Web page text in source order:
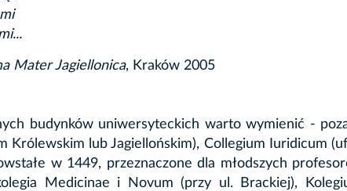
Mater Jagiellonica, Kraków 2005
budynków uniwersyteckich warto wymienić -
Królewskim lub Jagiellońskim), Collegium Iuridicum
w 1449, przeznaczone dla młodszych
Medicinae i Novum (przy ul. Brackiej),